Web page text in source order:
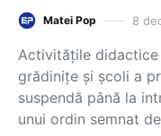
Matei Pop 8
Activitățile
grădinițe și școli a
suspendă până la
unui ordin semnat